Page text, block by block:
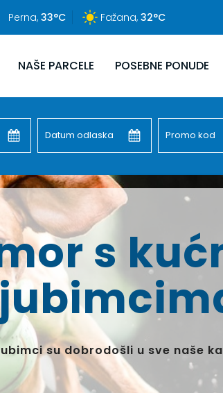
Perna, 33°C Fažana, 32°C
NAŠE PARCELE POSEBNE PONUDE
i doživite adrenalisnki odmor na